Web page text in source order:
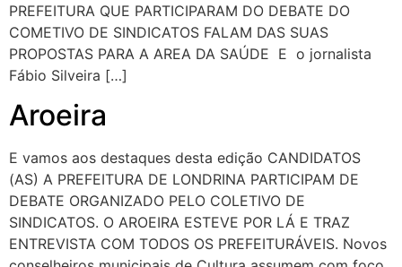
PREFEITURA QUE PARTICIPARAM DO DEBATE DO
COMETIVO DE SINDICATOS FALAM DAS SUAS
PROPOSTAS PARA A AREA DA SAÚDE E o jornalista
Fábio Silveira […]
Aroeira
E vamos aos destaques desta edição CANDIDATOS
(AS) A PREFEITURA DE LONDRINA PARTICIPAM DE
DEBATE ORGANIZADO PELO COLETIVO DE
SINDICATOS. O AROEIRA ESTEVE POR LÁ E TRAZ
ENTREVISTA COM TODOS OS PREFEITURÁVEIS. Novos